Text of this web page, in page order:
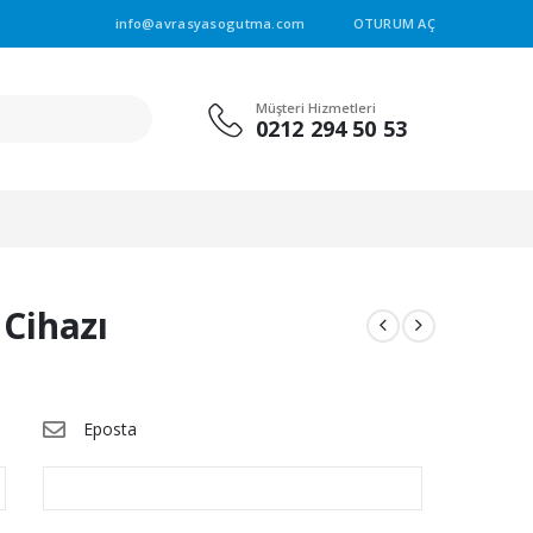
info@avrasyasogutma.com OTURUM AÇ
Müşteri Hizmetleri
0212 294 50 53
Eposta